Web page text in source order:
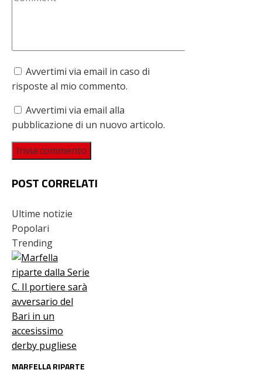
Avvertimi via email in caso di
risposte al mio commento.
Avvertimi via email alla
pubblicazione di un nuovo articolo.
POST CORRELATI
Ultime notizie
Popolari
Trending
MARFELLA RIPARTE